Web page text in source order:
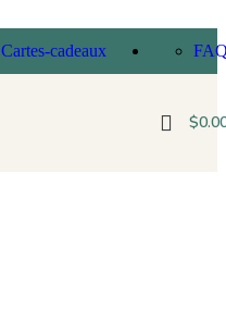
Cartes-cadeaux
$